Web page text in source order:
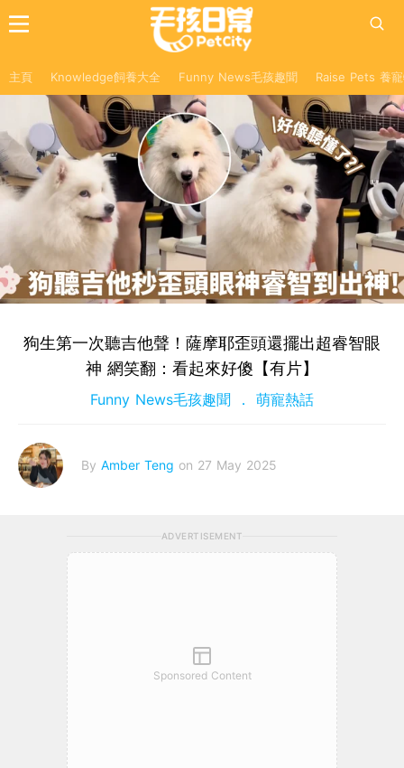
主頁 Knowledge飼養大全 Funny News毛孩趣聞 Raise Pets 養
狗生第一次聽吉他聲！薩摩耶歪頭還擺出超睿智眼
神 網笑翻：看起來好傻【有片】
Funny News毛孩趣聞 萌寵熱話
By Amber Teng on 27 May 2025
ADVERTISEMENT
Sponsored Content